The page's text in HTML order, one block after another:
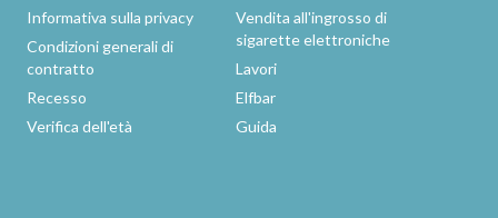
Informativa sulla privacy
Condizioni generali di
contratto
Recesso
Verifica dell'età
Vendita all'ingrosso di
sigarette elettroniche
Lavori
Elfbar
Guida